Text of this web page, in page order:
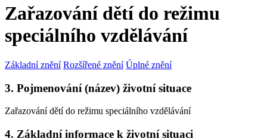
Zařazování dětí do režimu
speciálního vzdělávání
Základní znění Rozšířené znění Úplné znění
3. Pojmenování (název) životní situace
Zařazování dětí do režimu speciálního vzdělávání
4. Základní informace k životní situaci